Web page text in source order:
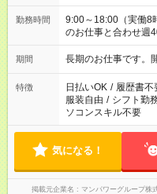
勤務時間
9:00～18:00（実働8時間） ※残
のお仕事と合わせ週
に基づき、週20時間
す ※労働者派遣法（
期間 長期のお仕事です
特徴 日払いOK / 履歴書不
服装自由 / シフト勤
ソコンスキル不要
気になる！
掲載元企業名 マンパワーグループ